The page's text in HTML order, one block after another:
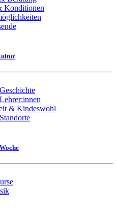
Konditionen
& Kindeswohl